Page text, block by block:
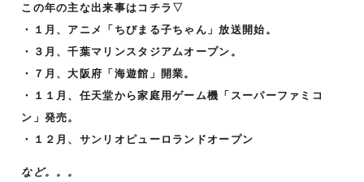
この年の主な出来事はコチラ▽
・１月、アニメ「ちびまる子ちゃん」放送開始。
・３月、千葉マリンスタジアムオープン。
・７月、大阪府「海遊館」開業。
・１１月、任天堂から家庭用ゲーム機「スーパーファミコ
ン」発売。
・１２月、サンリオピューロランドオープン
など。。。